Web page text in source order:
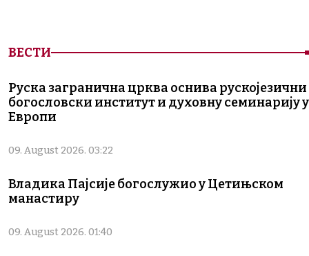
ВЕСТИ
Руска загранична црква оснива рускојезични
богословски институт и духовну семинарију у
Европи
09. August 2026. 03:22
Владика Пајсије богослужио у Цетињском
манастиру
09. August 2026. 01:40